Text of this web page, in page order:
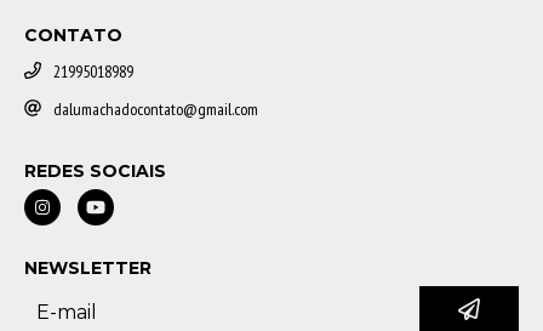
CONTATO
21995018989
dalumachadocontato@gmail.com
REDES SOCIAIS
NEWSLETTER